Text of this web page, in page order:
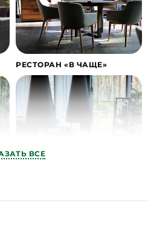
РЕСТОРАН «В ЧАЩЕ»
ВСЕ